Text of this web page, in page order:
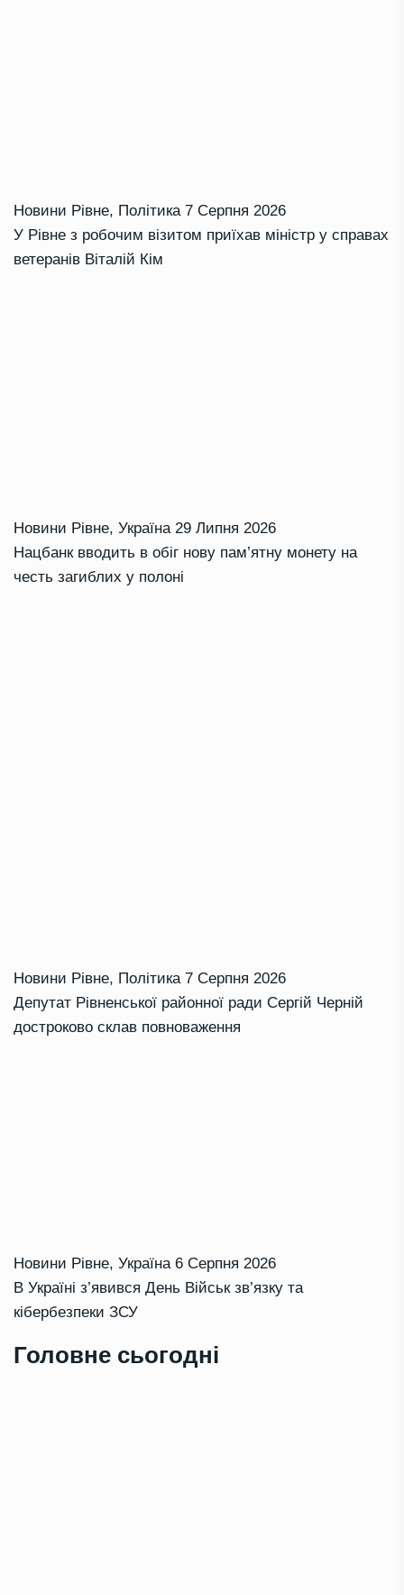
Новини Рівне, Політика 7 Серпня 2026
У Рівне з робочим візитом приїхав міністр у справах
ветеранів Віталій Кім
Новини Рівне, Україна 29 Липня 2026
Нацбанк вводить в обіг нову пам’ятну монету на
честь загиблих у полоні
Новини Рівне, Політика 7 Серпня 2026
Депутат Рівненської районної ради Сергій Черній
достроково склав повноваження
Новини Рівне, Україна 6 Серпня 2026
В Україні з’явився День Військ зв’язку та
кібербезпеки ЗСУ
Головне сьогодні